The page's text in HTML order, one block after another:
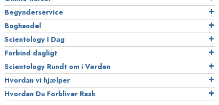
Begynderservice
Boghandel
Scientology I Dag
Forbind dagligt
Scientology Rundt om i Verden
Hvordan vi hjælper
Hvordan Du Forbliver Rask